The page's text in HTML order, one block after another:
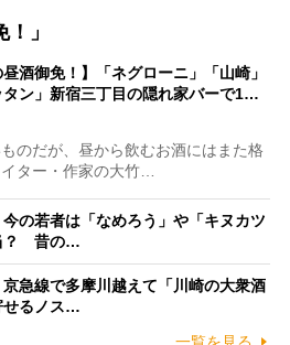
」
昼酒御免！】「ネグローニ」「山崎」
タン」新宿三丁目の隠れ家バーで1…
のだが、昼から飲むお酒にはまた格
ター・作家の大竹…
今の若者は「なめろう」や「キヌカツ
？ 昔の…
京急線で多摩川越えて「川崎の大衆酒
るノス…